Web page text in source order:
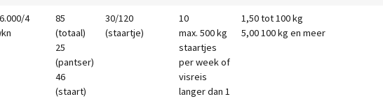
4
85
(totaal)
25
(pantser)
46
(staart)
30/120
(staartje)
10
max. 500 kg
staartjes
per week of
visreis
langer dan 1
1,50 tot 100 kg
5,00 100 kg en meer